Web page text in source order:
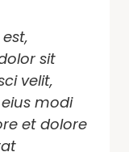
sit
velit,
modi
et dolore